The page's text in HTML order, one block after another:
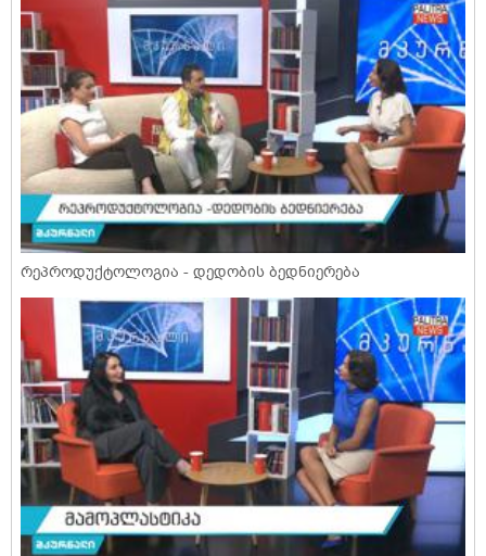
რეპროდუქტოლოგია - დედობის ბედნიერება